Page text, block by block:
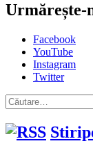
Urmărește-
Facebook
YouTube
Instagram
Twitter
Caută
după: